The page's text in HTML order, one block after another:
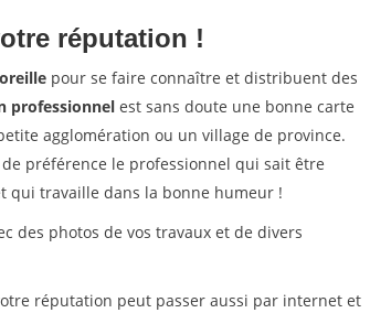
réputation !
pour se faire connaître et distribuent des
professionnel est sans doute une bonne carte
agglomération ou un village de province.
préférence le professionnel qui sait être
qui travaille dans la bonne humeur !
des photos de vos travaux et de divers
réputation peut passer aussi par internet et